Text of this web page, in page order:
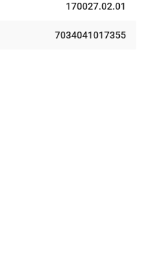
170027.02.01
7034041017355